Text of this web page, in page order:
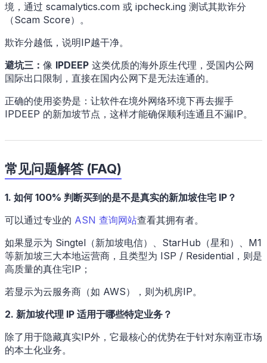
境，通过 scamalytics.com 或 ipcheck.ing 测试其欺诈分
（Scam Score）。
欺诈分越低，说明IP越干净。
避坑三： 像 IPDEEP 这类优质的海外原生代理，受国内公网
国际出口限制，直接在国内公网下是无法连通的。
正确的使用姿势是：让软件在境外网络环境下再去握手
IPDEEP 的新加坡节点，这样才能确保顺利连通且不漏IP。
常见问题解答 (FAQ)
1. 如何 100% 判断买到的是不是真实的新加坡住宅 IP？
可以通过专业的 ASN 查询网站查看其拥有者。
如果显示为 Singtel（新加坡电信）、StarHub（星和）、M1
等新加坡三大本地运营商，且类型为 ISP / Residential，则是
高质量的真住宅IP；
若显示为云服务商（如 AWS），则为机房IP。
2. 新加坡代理 IP 适用于哪些特定业务？
除了用于隐藏真实IP外，它最核心的优势在于针对东南亚市场
的本土化业务。